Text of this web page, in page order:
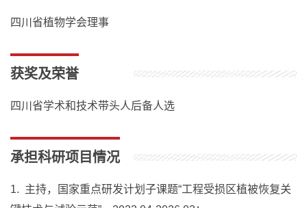
四川省植物学会理事
获奖及荣誉
四川省学术和技术带头人后备人选
承担科研项目情况
1. 主持，国家重点研发计划子课题“工程受损区植被恢复关
键技术与试验示范”，2023.04-2026.03；